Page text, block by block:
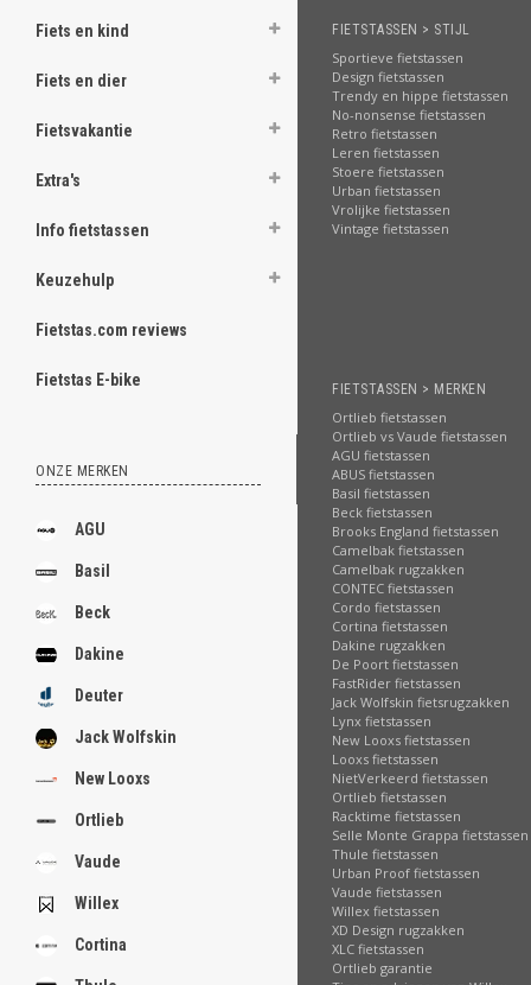
Fiets en kind
Fiets en dier
Fietsvakantie
Extra's
Info fietstassen
Keuzehulp
Fietstas.com reviews
Fietstas E-bike
ONZE MERKEN
AGU
Basil
Beck
Dakine
Deuter
Jack Wolfskin
New Looxs
Ortlieb
Vaude
Willex
Cortina
FIETSTASSEN > STIJL
Sportieve fietstassen
Design fietstassen
Trendy en hippe fietstassen
No-nonsense fietstassen
Retro fietstassen
Leren fietstassen
Stoere fietstassen
Urban fietstassen
Vrolijke fietstassen
Vintage fietstassen
FIETSTASSEN > MERKEN
Ortlieb fietstassen
Ortlieb vs Vaude fietstassen
AGU fietstassen
ABUS fietstassen
Basil fietstassen
Beck fietstassen
Brooks England fietstassen
Camelbak fietstassen
Camelbak rugzakken
CONTEC fietstassen
Cordo fietstassen
Cortina fietstassen
Dakine rugzakken
De Poort fietstassen
FastRider fietstassen
Jack Wolfskin fietsrugzakken
Lynx fietstassen
New Looxs fietstassen
Looxs fietstassen
NietVerkeerd fietstassen
Ortlieb fietstassen
Racktime fietstassen
Selle Monte Grappa fietstassen
Thule fietstassen
Urban Proof fietstassen
Vaude fietstassen
Willex fietstassen
XD Design rugzakken
XLC fietstassen
Ortlieb garantie